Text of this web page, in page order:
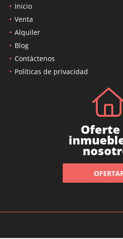
Inicio
Venta
Alquiler
Blog
Contáctenos
Políticas de privacidad
Oferte